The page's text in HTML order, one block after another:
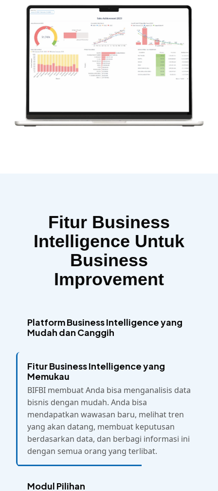
Fitur Business
Intelligence Untuk
Business
Improvement
Platform Business Intelligence yang
Mudah dan Canggih
Fitur Business Intelligence yang
Memukau
BIFBI membuat Anda bisa menganalisis data
bisnis dengan mudah. Anda bisa
mendapatkan wawasan baru, melihat tren
yang akan datang, membuat keputusan
berdasarkan data, dan berbagi informasi ini
dengan semua orang yang terlibat.
Modul Pilihan